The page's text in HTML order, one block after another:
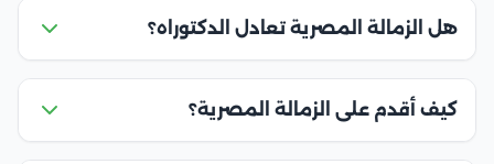
هل الزمالة المصرية تعادل الدكتوراه؟
كيف أقدم على الزمالة المصرية؟